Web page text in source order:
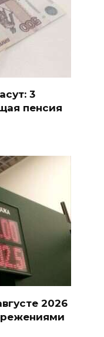
3
пенсия
2026